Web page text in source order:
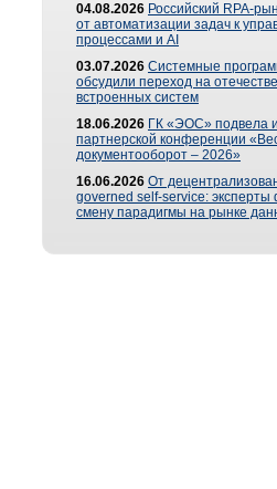
04.08.2026 Российский RPA-
от автоматизации задач к
процессами и AI
03.07.2026 Системные
обсудили переход на
встроенных систем
18.06.2026 ГК «ЭОС» подвела
партнерской конференции
документооборот – 2026»
16.06.2026 От
governed self-service: эксперты
смену парадигмы на рынке